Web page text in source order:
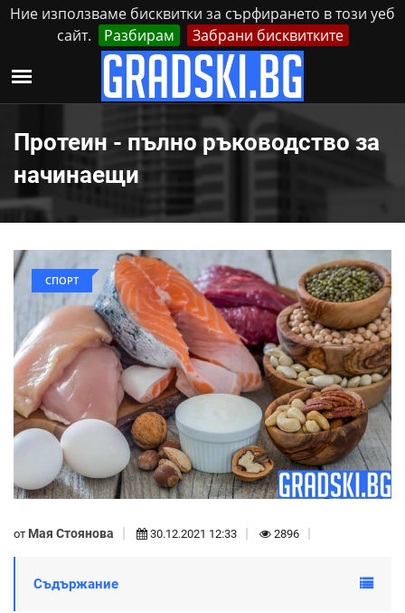
Ние използваме бисквитки за сърфирането в този уеб
сайт.
Разбирам Забрани бисквитките
Неделя, 9 Август, 2026 Реклама Контакти
Протеин - пълно ръководство за
начинаещи
СПОРТ
от Мая Стоянова 30.12.2021 12:33 2896
Съдържание